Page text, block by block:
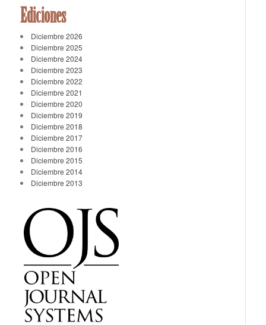
Ediciones
Diciembre 2026
Diciembre 2025
Diciembre 2024
Diciembre 2023
Diciembre 2022
Diciembre 2021
Diciembre 2020
Diciembre 2019
Diciembre 2018
Diciembre 2017
Diciembre 2016
Diciembre 2015
Diciembre 2014
Diciembre 2013